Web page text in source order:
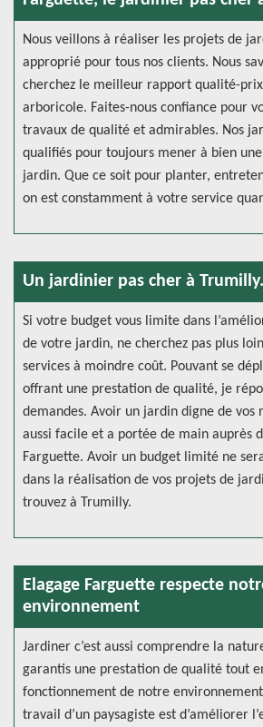
Nous veillons à réaliser les projets de
approprié pour tous nos clients. Nous
cherchez le meilleur rapport qualité-
arboricole. Faites-nous confiance pour
travaux de qualité et admirables. Nos
qualifiés pour toujours mener à bien
jardin. Que ce soit pour planter,
on est constamment à votre service
Un jardinier pas cher à Trumilly.
Si votre budget vous limite dans
de votre jardin, ne cherchez pas plus
services à moindre coût. Pouvant se
offrant une prestation de qualité, je
demandes. Avoir un jardin digne de vos
aussi facile et a portée de main auprès
Farguette. Avoir un budget limité ne
dans la réalisation de vos projets de
trouvez à Trumilly.
Elagage Farguette respecte
environnement
Jardiner c’est aussi comprendre la
garantis une prestation de qualité tout
fonctionnement de notre
travail d’un paysagiste est d’améliorer